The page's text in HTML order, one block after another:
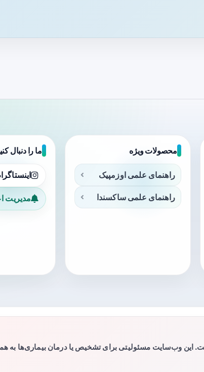
محصولات ویژه
راهنمای علمی اوزمپیک
راهنمای علمی ساکسندا
ما را دنبال
مدیریت
وب‌سایت مسئولیتی برای تشخیص یا درمان بیماری‌ها به